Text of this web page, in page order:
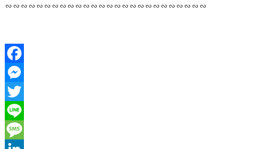
∽∽∽∽∽∽∽∽∽∽∽∽∽∽∽∽∽∽∽∽∽∽∽∽∽∽